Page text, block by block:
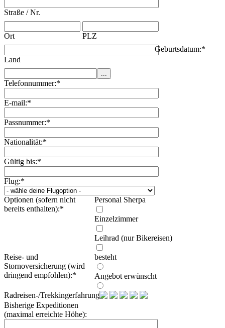
Straße / Nr.
Ort PLZ
Land
Geburtsdatum:*
Telefonnummer:*
E-mail:*
Passnummer:*
Nationalität:*
Gültig bis:*
Flug:*
Optionen (sofern nicht
bereits enthalten):*
Personal Sherpa
Einzelzimmer
Leihrad (nur Bikereisen)
Reise- und
Stornoversicherung (wird
dringend empfohlen):*
besteht
Angebot erwünscht
Radreisen-/Trekkingerfahrung:
Bisherige Expeditionen
(maximal erreichte Höhe):